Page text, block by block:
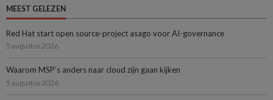
MEEST GELEZEN
Red Hat start open source-project asago voor AI-governance
5 augustus 2026
Waarom MSP’s anders naar cloud zijn gaan kijken
5 augustus 2026